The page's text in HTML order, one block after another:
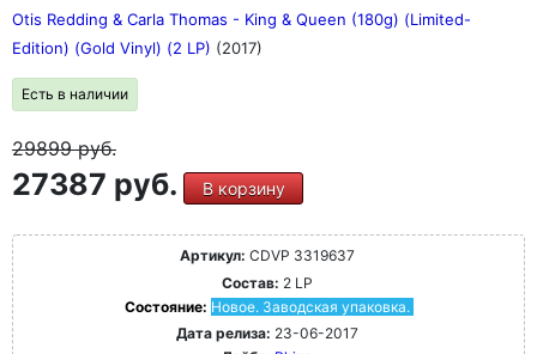
Otis Redding & Carla Thomas - King & Queen (180g) (Limited-
Edition) (Gold Vinyl) (2 LP) (2017)
Есть в наличии
29899руб.
27387 руб. В корзину
Артикул: CDVP 3319637
Состав: 2 LP
Состояние: Новое. Заводская упаковка.
Дата релиза: 23-06-2017